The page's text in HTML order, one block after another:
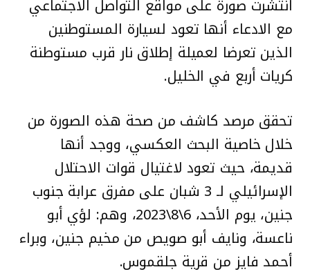
انتشرت صورة على مواقع التواصل الاجتماعي
مع الادعاء أنها تعود لسيارة المستوطنين
الذين تعرضا لعميلة إطلاق نار قرب مستوطنة
كريات أربع في الخليل.
تحقق مرصد كاشف من صحة هذه الصورة من
خلال خاصية البحث العكسي، ووجد أنها
قديمة، حيث تعود لاغتيال قوات الاحتلال
الإسرائيلي لـ 3 شبان على مفرق عرابة جنوب
جنين، يوم الأحد، 6\8\2023، وهم: لؤي أبو
ناعسة، ونايف أبو صويص من مخيم جنين، وبراء
أحمد فايز من قرية جلقموس.